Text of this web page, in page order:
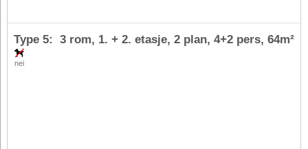
nei
Type 5: 3 rom, 1. + 2. etasje, 2 plan, 4+2 pers, 64m²